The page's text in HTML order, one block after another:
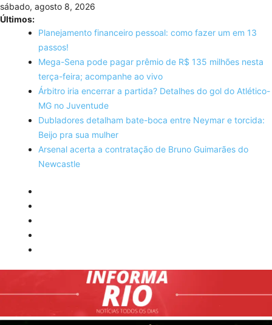
Skip
to
content
sábado, agosto 8, 2026
Últimos:
Planejamento financeiro pessoal: como fazer um em 13
passos!
Mega-Sena pode pagar prêmio de R$ 135 milhões nesta
terça-feira; acompanhe ao vivo
Árbitro iria encerrar a partida? Detalhes do gol do Atlético-
MG no Juventude
Dubladores detalham bate-boca entre Neymar e torcida:
Beijo pra sua mulher
Arsenal acerta a contratação de Bruno Guimarães do
Newcastle